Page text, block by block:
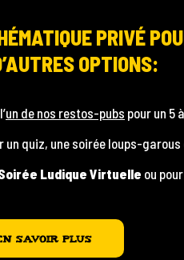
PRIVÉ
OPTIONS:
un de nos restos-pubs pour un 5
un quiz, une soirée loups-
Ludique Virtuelle ou
savoir plus